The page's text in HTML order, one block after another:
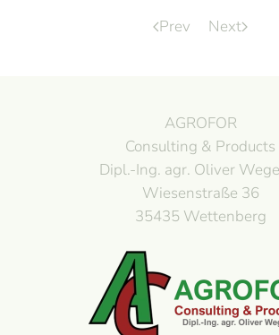
Prev Next
AGROFOR
Consulting & Products
Dipl.-Ing. agr. Oliver
Wiesenstraße 36
35435 Wettenberg